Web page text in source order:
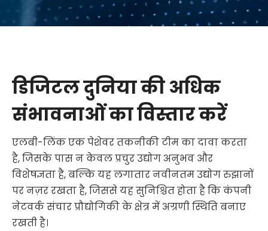
डिजिटल दुनिया की अधिक
संभावनाओं का विस्तार करें
एलबी-लिंक एक पेशेवर तकनीकी टीम का दावा करता
है, जिसके पास न केवल प्रचुर उद्योग अनुभव और
विशेषज्ञता है, बल्कि यह लगातार नवीनतम उद्योग रुझानों
पर नज़र रखता है, जिससे यह सुनिश्चित होता है कि कंपनी
नेटवर्क संचार प्रौद्योगिकी के क्षेत्र में अग्रणी स्थिति बनाए
रखती है।